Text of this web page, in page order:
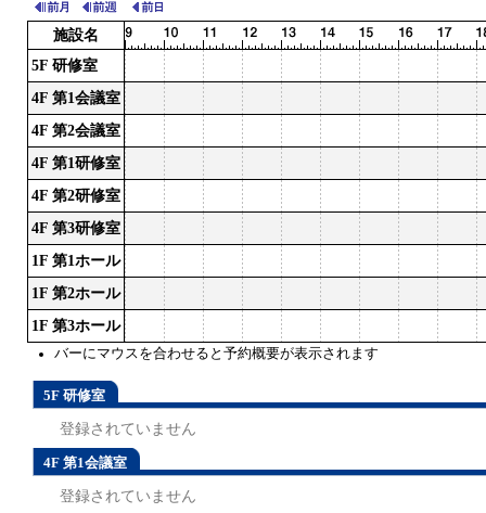
施設名
バーにマウスを合わせると予約概要が表示されます
5F 研修室
4F 第1会議室
4F 第2会議室
4F 第1研修室
4F 第2研修室
4F 第3研修室
1F 第1ホール
1F 第2ホール
1F 第3ホール
5F 研修室
登録されていません
4F 第1会議室
登録されていません